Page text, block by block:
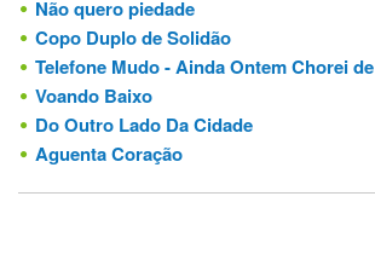
Não quero piedade
Copo Duplo de Solidão
Telefone Mudo - Ainda Ontem Chorei
Voando Baixo
Do Outro Lado Da Cidade
Aguenta Coração